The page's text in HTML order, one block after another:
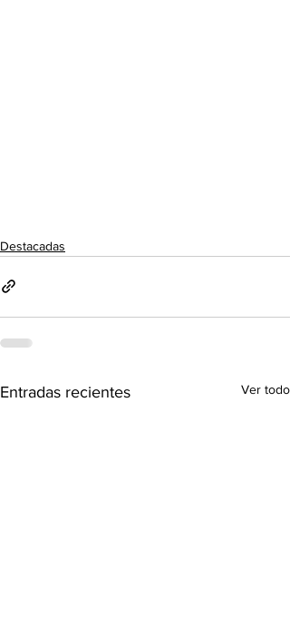
Destacadas
Entradas recientes Ver todo